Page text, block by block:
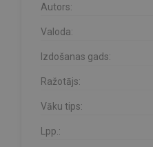
Autors:
Valoda:
Izdošanas gads:
Ražotājs:
Vāku tips:
Lpp.: